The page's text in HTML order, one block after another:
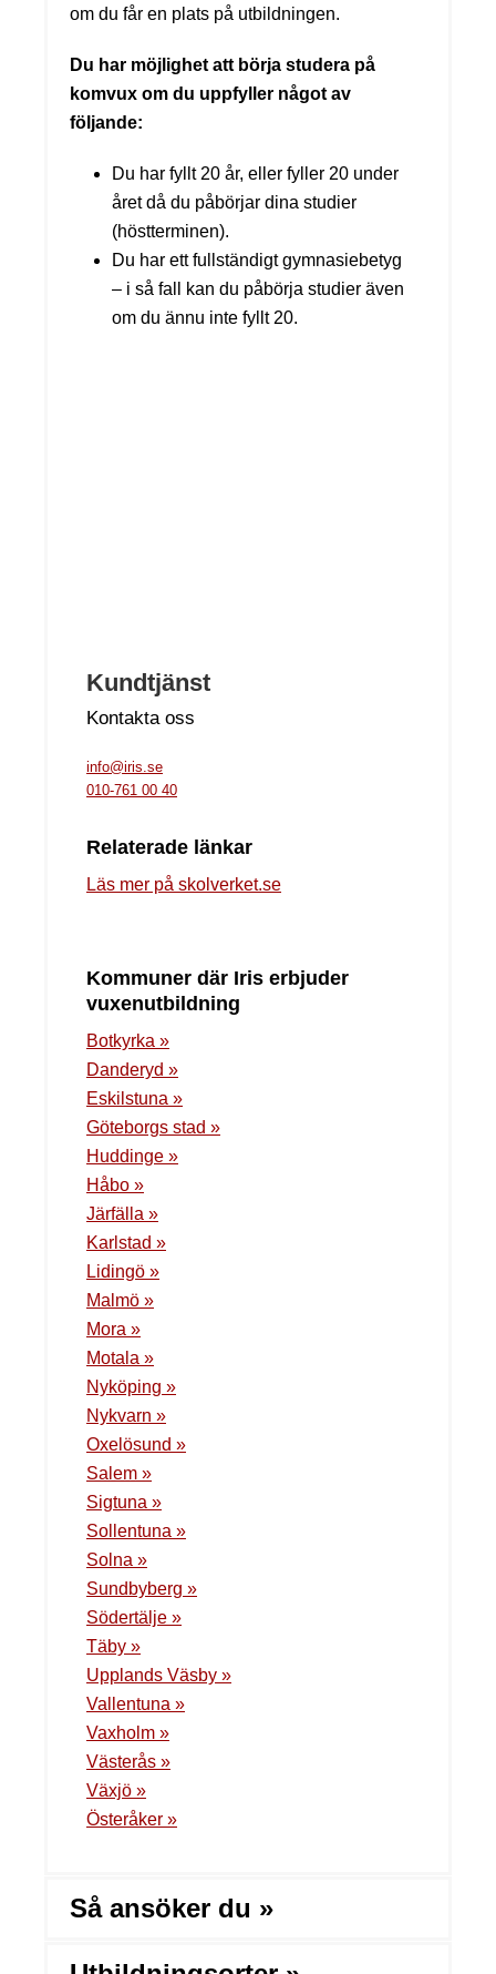
om du får en plats på utbildningen.
Du har möjlighet att börja studera på
komvux om du uppfyller något av
följande:
Du har fyllt 20 år, eller fyller 20 under
året då du påbörjar dina studier
(höstterminen).
Du har ett fullständigt gymnasiebetyg
– i så fall kan du påbörja studier även
om du ännu inte fyllt 20.
Kundtjänst
Kontakta oss
info@iris.se
010-761 00 40
Relaterade länkar
Läs mer på skolverket.se
Kommuner där Iris erbjuder
vuxenutbildning
Botkyrka »
Danderyd »
Eskilstuna »
Göteborgs stad »
Huddinge »
Håbo »
Järfälla »
Karlstad »
Lidingö »
Malmö »
Mora »
Motala »
Nyköping »
Nykvarn »
Oxelösund »
Salem »
Sigtuna »
Sollentuna »
Solna »
Sundbyberg »
Södertälje »
Täby »
Upplands Väsby »
Vallentuna »
Vaxholm »
Västerås »
Växjö »
Österåker »
Så ansöker du »